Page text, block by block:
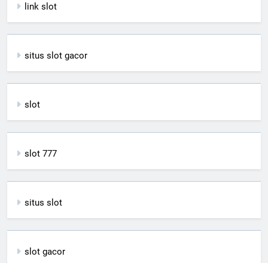
link slot
situs slot gacor
slot
slot 777
situs slot
slot gacor